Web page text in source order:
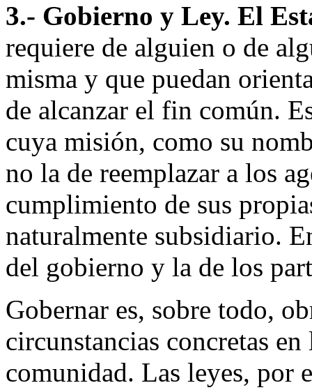
3.- Gobierno y Ley. El
requiere de alguien o de
misma y que puedan
de alcanzar el fin común.
cuya misión, como su
no la de reemplazar a los
cumplimiento de sus
naturalmente subsidiario.
del gobierno y la de los
Gobernar es, sobre todo,
circunstancias concretas
comunidad. Las leyes, por